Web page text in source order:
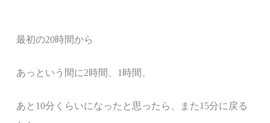
最初の20時間から
あっという間に2時間、1時間、
あと10分くらいになったと思ったら、また15分に戻る